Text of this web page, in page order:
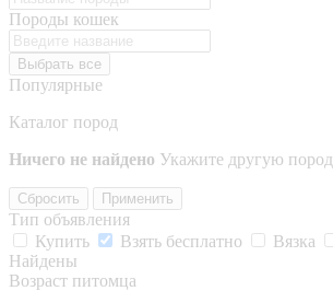
Породы кошек
Выбрать все
Популярные
Каталог пород
Ничего не найдено Укажите другую
Сбросить Применить
Тип объявления
Купить
Взять бесплатно Вязка
Найдены
Возраст питомца